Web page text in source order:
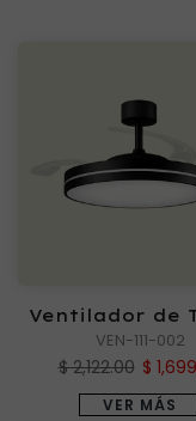
Ventilador de
TORBELLINO
VEN-111-002
$ 2,122.00 $
VER MÁS